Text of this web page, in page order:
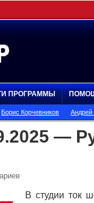
ПРОГРАММЫ
Борис Корчевников
—
В студии ток